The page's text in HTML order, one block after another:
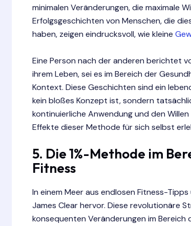
minimalen Veränderungen, die maximale
Erfolgsgeschichten von Menschen, die
haben, zeigen eindrucksvoll, wie kleine
Eine Person nach der anderen berichtet
ihrem Leben, sei es im Bereich der
Kontext. Diese Geschichten sind ein
kein bloßes Konzept ist, sondern
kontinuierliche Anwendung und den
Effekte dieser Methode für sich selbst
5. Die 1%-Methode im
Fitness
In einem Meer aus endlosen Fitness-
James Clear hervor. Diese revolutionäre
konsequenten Veränderungen im